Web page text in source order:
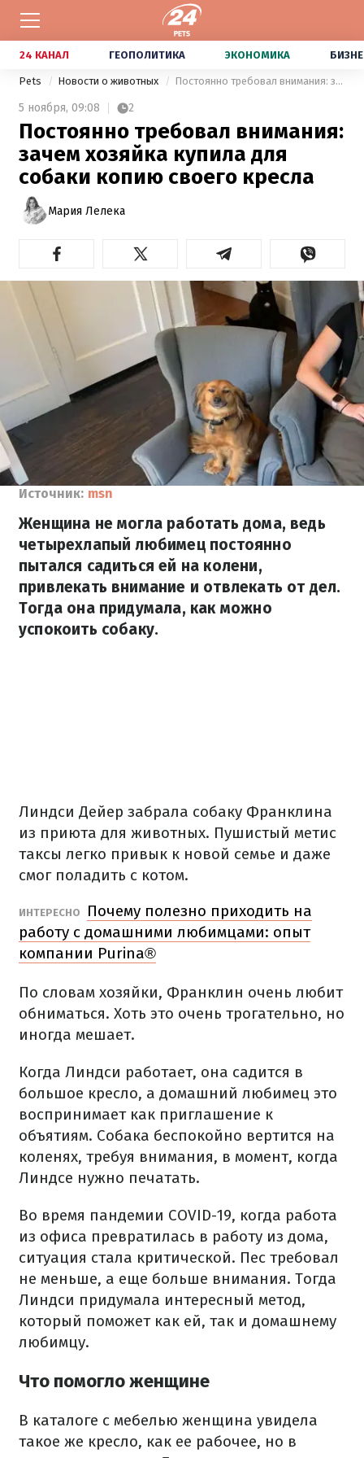
24 КАНАЛ ГЕОПОЛИТИКА ЭКОНОМИКА
Pets Новости о животных Постоянно требовал внимания: зачем хозяйка купила для собаки копию своего кресла
5 ноября, 09:08 2
Постоянно требовал внимания:
зачем хозяйка купила для
собаки копию своего кресла
Мария Лелека
Источник: msn
Женщина не могла работать дома, ведь
четырехлапый любимец постоянно
пытался садиться ей на колени,
привлекать внимание и отвлекать от дел.
Тогда она придумала, как можно
успокоить собаку.
Линдси Дейер забрала собаку Франклина
из приюта для животных. Пушистый метис
таксы легко привык к новой семье и даже
смог поладить с котом.
ИНТЕРЕСНО
Почему полезно приходить на
работу с домашними любимцами: опыт
компании Purina®
По словам хозяйки, Франклин очень любит
обниматься. Хоть это очень трогательно, но
иногда мешает.
Когда Линдси работает, она садится в
большое кресло, а домашний любимец это
воспринимает как приглашение к
объятиям. Собака беспокойно вертится на
коленях, требуя внимания, в момент, когда
Линдсе нужно печатать.
Во время пандемии COVID-19, когда работа
из офиса превратилась в работу из дома,
ситуация стала критической. Пес требовал
не меньше, а еще больше внимания. Тогда
Линдси придумала интересный метод,
который поможет как ей, так и домашнему
любимцу.
Что помогло женщине
В каталоге с мебелью женщина увидела
такое же кресло, как ее рабочее, но в